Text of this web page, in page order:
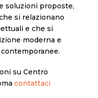
soluzioni proposte,
si relazionano
e che si
moderna e
su Centro
contattaci